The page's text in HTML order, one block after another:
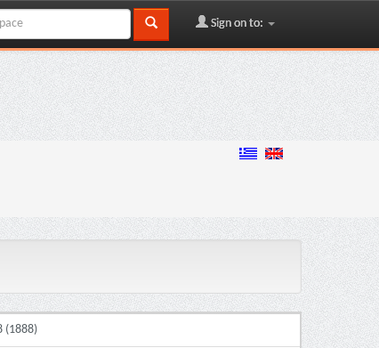
Sign on to:
(1888)